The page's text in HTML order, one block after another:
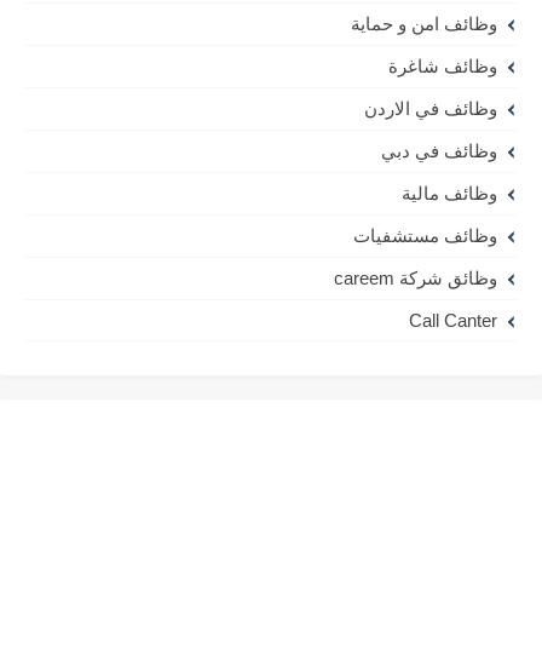
وظائف امن و حماية
وظائف شاغرة
وظائف في الاردن
وظائف في دبي
وظائف مالية
وظائف مستشفيات
وظائق شركة careem
Call Canter